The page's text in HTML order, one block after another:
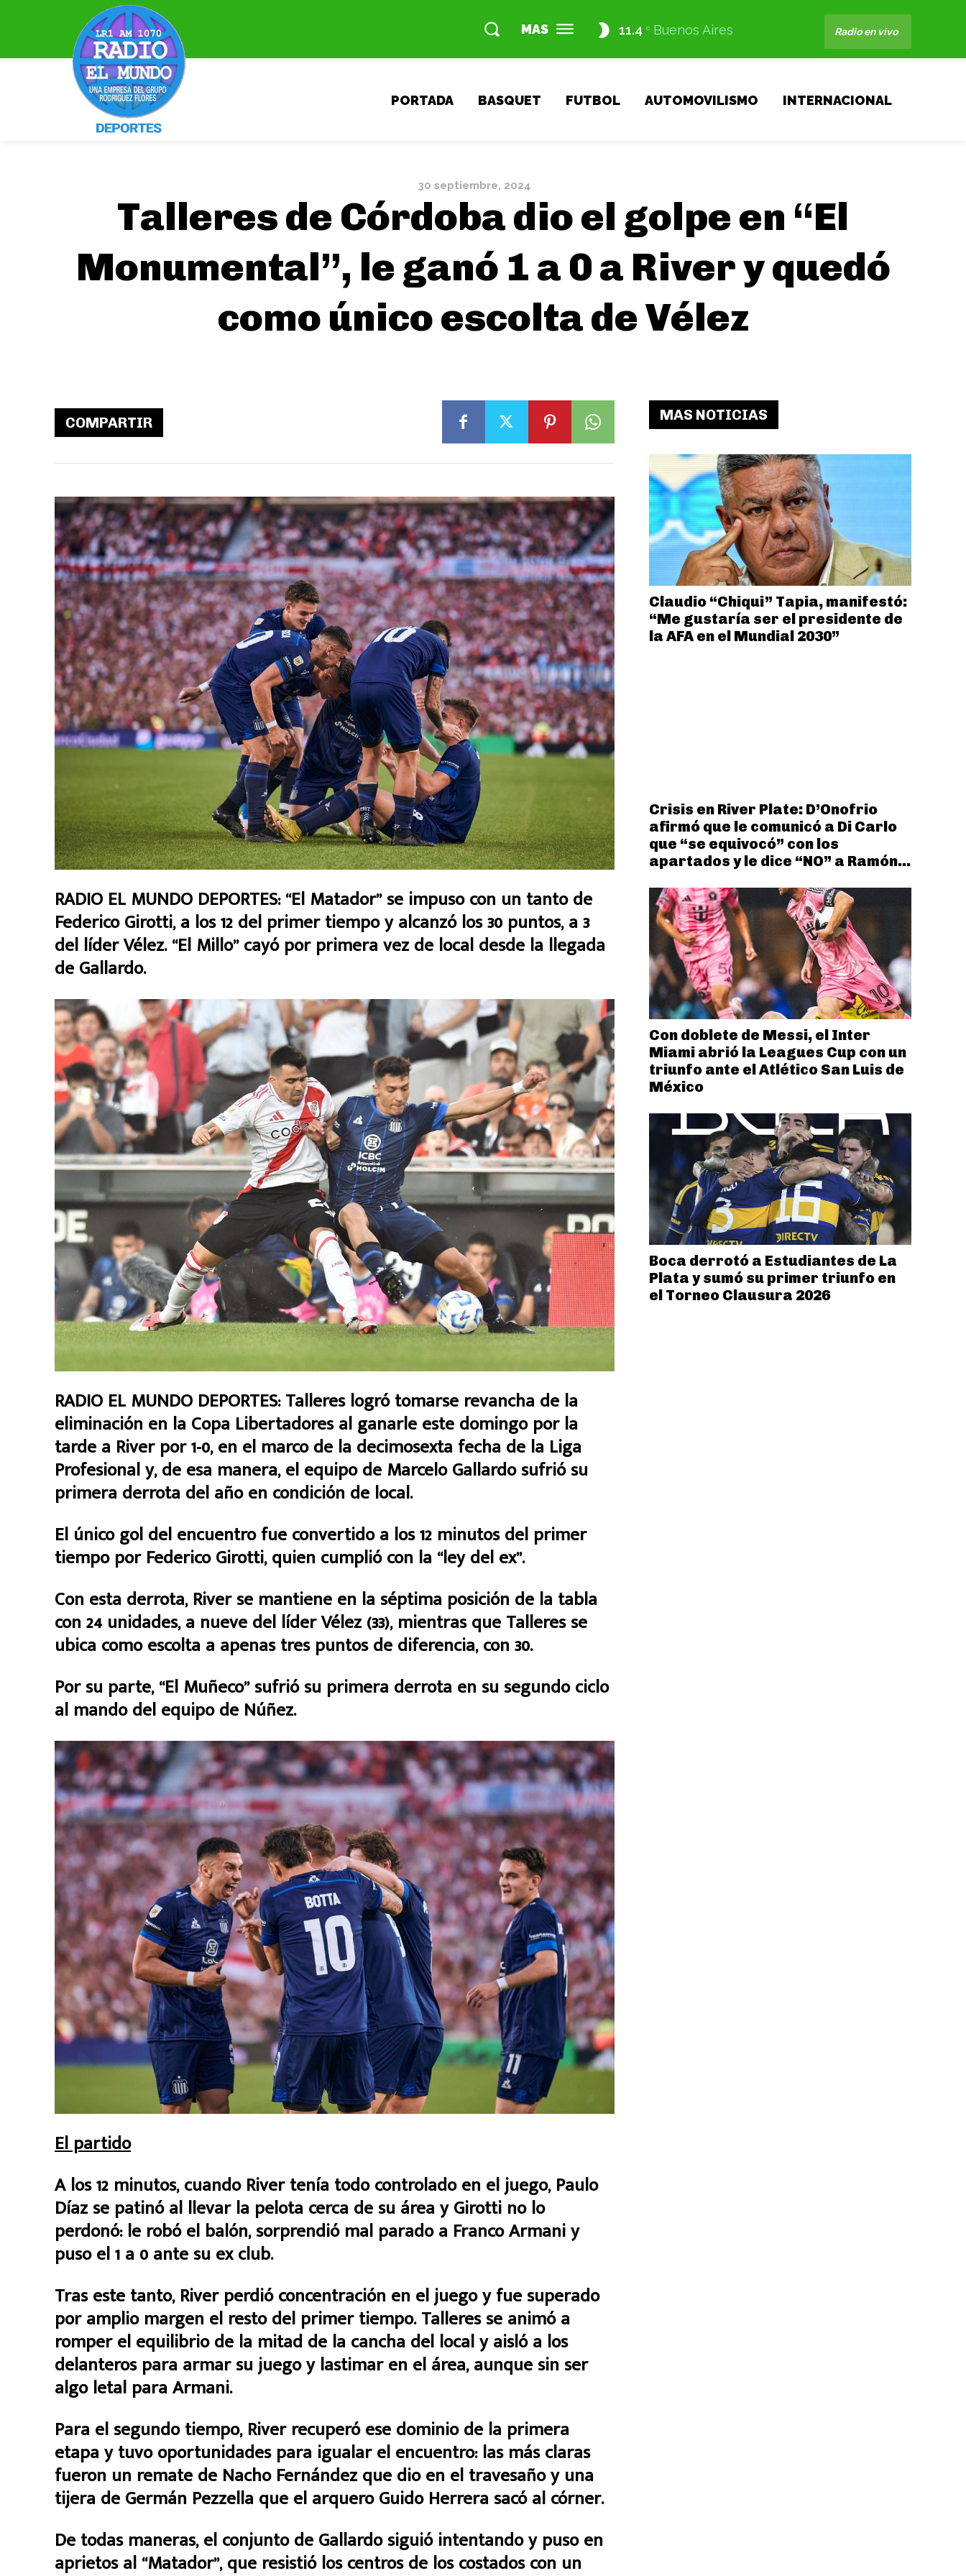
MAS 11.4 C Buenos Aires Radio en vivo
PORTADA BASQUET FUTBOL AUTOMOVILISMO INTERNACIONAL
30 septiembre, 2024
Talleres de Córdoba dio el golpe en “El
Monumental”, le ganó 1 a 0 a River y quedó
como único escolta de Vélez
COMPARTIR
RADIO EL MUNDO DEPORTES: “El Matador” se impuso con un tanto de
Federico Girotti, a los 12 del primer tiempo y alcanzó los 30 puntos, a 3
del líder Vélez. “El Millo” cayó por primera vez de local desde la llegada
de Gallardo.
RADIO EL MUNDO DEPORTES: Talleres logró tomarse revancha de la
eliminación en la Copa Libertadores al ganarle este domingo por la
tarde a River por 1-0, en el marco de la decimosexta fecha de la Liga
Profesional y, de esa manera, el equipo de Marcelo Gallardo sufrió su
primera derrota del año en condición de local.
El único gol del encuentro fue convertido a los 12 minutos del primer
tiempo por Federico Girotti, quien cumplió con la “ley del ex”.
Con esta derrota, River se mantiene en la séptima posición de la tabla
con 24 unidades, a nueve del líder Vélez (33), mientras que Talleres se
ubica como escolta a apenas tres puntos de diferencia, con 30.
Por su parte, “El Muñeco” sufrió su primera derrota en su segundo ciclo
al mando del equipo de Núñez.
El partido
A los 12 minutos, cuando River tenía todo controlado en el juego, Paulo
Díaz se patinó al llevar la pelota cerca de su área y Girotti no lo
perdonó: le robó el balón, sorprendió mal parado a Franco Armani y
puso el 1 a 0 ante su ex club.
Tras este tanto, River perdió concentración en el juego y fue superado
por amplio margen el resto del primer tiempo. Talleres se animó a
romper el equilibrio de la mitad de la cancha del local y aisló a los
delanteros para armar su juego y lastimar en el área, aunque sin ser
algo letal para Armani.
Para el segundo tiempo, River recuperó ese dominio de la primera
etapa y tuvo oportunidades para igualar el encuentro: las más claras
fueron un remate de Nacho Fernández que dio en el travesaño y una
tijera de Germán Pezzella que el arquero Guido Herrera sacó al córner.
De todas maneras, el conjunto de Gallardo siguió intentando y puso en
aprietos al “Matador”, que resistió los centros de los costados con un
MAS NOTICIAS
Claudio “Chiqui” Tapia, manifestó:
“Me gustaría ser el presidente de
la AFA en el Mundial 2030”
Crisis en River Plate: D’Onofrio
afirmó que le comunicó a Di Carlo
que “se equivocó” con los
apartados y le dice “NO” a Ramón...
Con doblete de Messi, el Inter
Miami abrió la Leagues Cup con un
triunfo ante el Atlético San Luis de
México
Boca derrotó a Estudiantes de La
Plata y sumó su primer triunfo en
el Torneo Clausura 2026